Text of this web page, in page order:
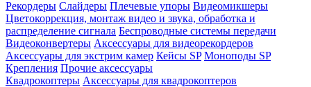
Рекордеры Слайдеры Плечевые упоры Видеомикшеры
Цветокоррекция, монтаж видео и звука, обработка и
распределение сигнала Беспроводные системы передачи
Видеоконвертеры Аксессуары для видеорекордеров
Аксессуары для экстрим камер Кейсы SP Моноподы SP
Крепления Прочие аксессуары
Квадрокоптеры Аксессуары для квадрокоптеров